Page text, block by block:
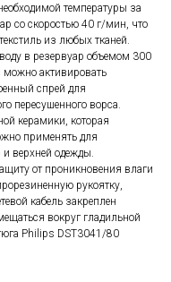
температуры за
со скоростью 40 г/мин, что
из любых тканей.
в резервуар объемом 300
активировать
спрей для
пересушенного ворса.
керамики, которая
применять для
верхней одежды.
от проникновения влаги
рукоятку,
кабель закреплен
вокруг гладильной
Philips DST3041/80